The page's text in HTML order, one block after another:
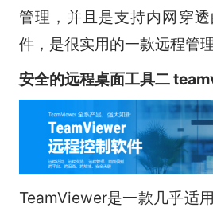
管理，并且是支持内网穿
件，是很实用的一款远程管理
安全的远程桌面工具二
TeamViewer是一款几乎适